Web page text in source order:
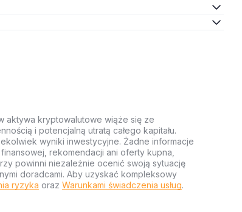
aktywa kryptowalutowe wiąże się ze
i potencjalną utratą całego kapitału.
wyniki inwestycyjne. Żadne informacje
rekomendacji ani oferty kupna,
powinni niezależnie ocenić swoją sytuację
doradcami. Aby uzyskać kompleksowy
ryzyka oraz Warunkami świadczenia usług.